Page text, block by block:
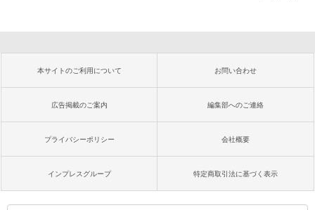
本サイトのご利用について お問い合わせ
広告掲載のご案内 編集部へのご連絡
プライバシーポリシー 会社概要
インプレスグループ 特定商取引法に基づく表示